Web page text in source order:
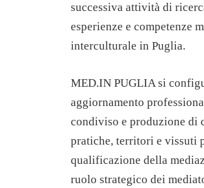
successiva attività di
esperienze e competenze
interculturale in Puglia.
MED.IN PUGLIA si
aggiornamento
condiviso e produzione di
pratiche, territori e vissuti
qualificazione della
ruolo strategico dei